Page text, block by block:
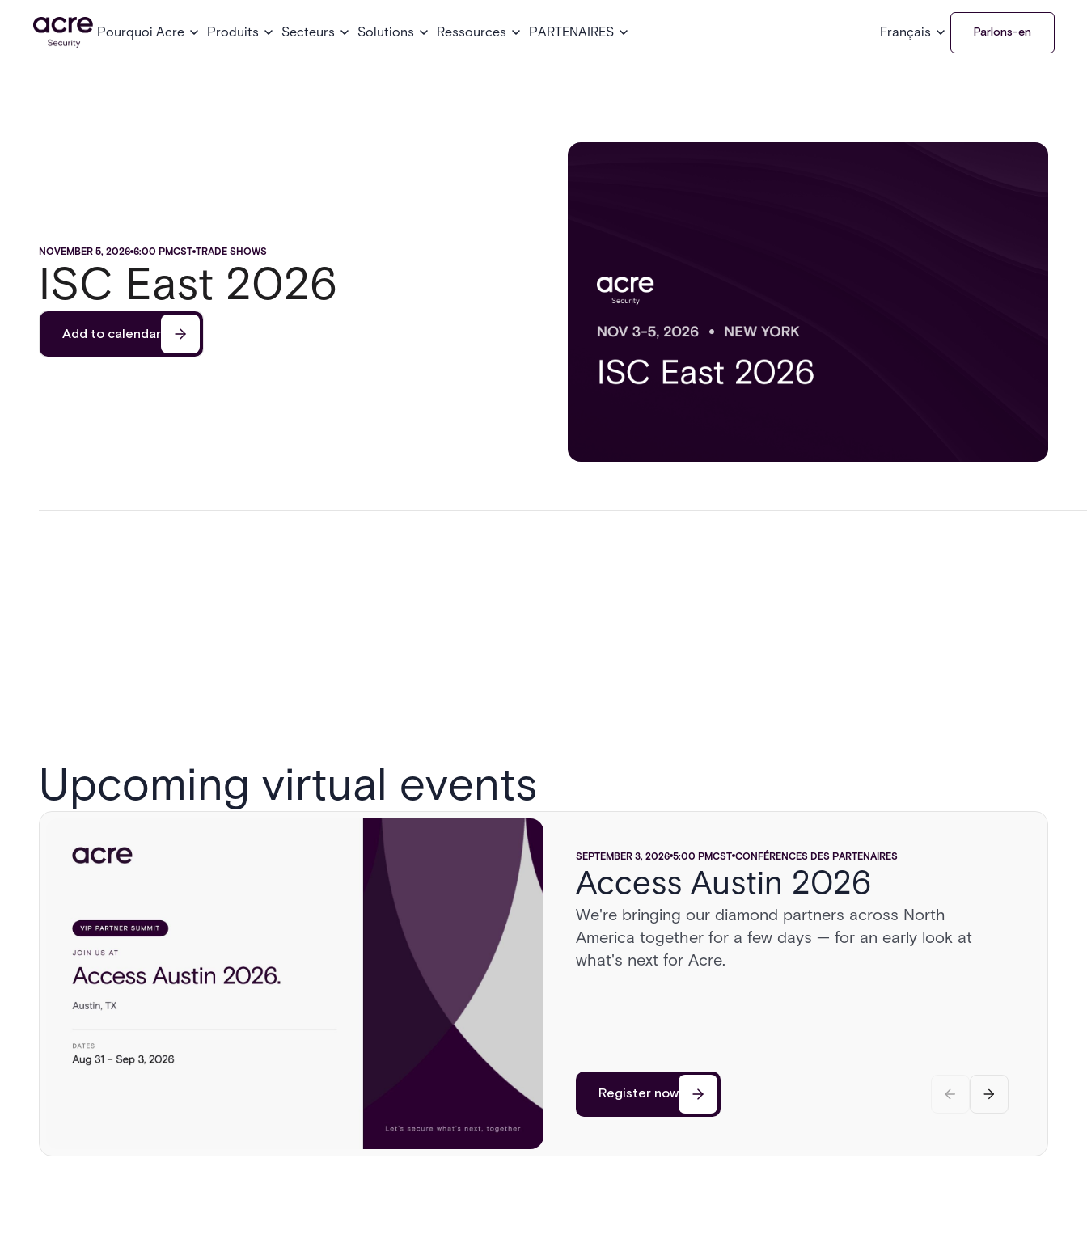
Pourquoi Acre Produits Secteurs Solutions Ressources PARTENAIRES Français Parlons-en
NOVEMBER 5, 2026 6:00 PMCST TRADE SHOWS
ISC East 2026
Add to calendar
Upcoming virtual events
SEPTEMBER 3, 2026 5:00 PMCST CONFÉRENCES DES PARTENAIRES
Access Austin 2026
We're bringing our diamond partners across North
America together for a few days — for an early look at
what's next for Acre.
Register now
AUGUST 13, 2026 2:00 PMCST CONFÉRENCES DES PARTENAIRES
Sonoma Roadshow
Head to Sonoma for a day behind the wheel of exotic
cars, a race on a private airstrip, and discussions on the
cutting edge of security.
SEPTEMBER 16, 2026 6:00 PMCST TRADE SHOWS
GSX 2026
Register now